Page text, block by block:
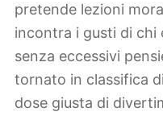
pretende lezioni
incontra i gusti di chi
senza eccessivi
tornato in classifica
dose giusta di